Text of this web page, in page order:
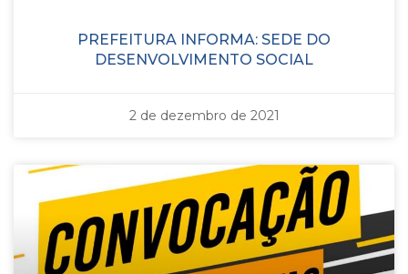
PREFEITURA INFORMA: SEDE DO
DESENVOLVIMENTO SOCIAL
2 de dezembro de 2021